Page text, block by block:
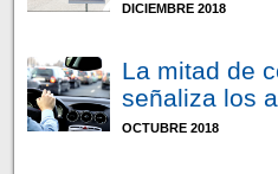
DICIEMBRE 2018
La mitad de
señaliza los
OCTUBRE 2018